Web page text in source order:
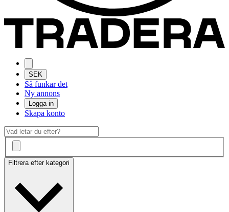
SEK
Så funkar det
Ny annons
Logga in
Skapa konto
Filtrera efter kategori